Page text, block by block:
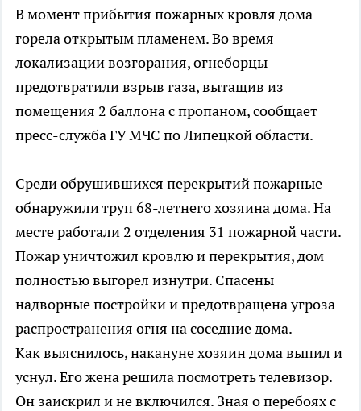
В момент прибытия пожарных кровля дома
горела открытым пламенем. Во время
локализации возгорания, огнеборцы
предотвратили взрыв газа, вытащив из
помещения 2 баллона с пропаном, сообщает
пресс-служба ГУ МЧС по Липецкой области.
Среди обрушившихся перекрытий пожарные
обнаружили труп 68-летнего хозяина дома. На
месте работали 2 отделения 31 пожарной части.
Пожар уничтожил кровлю и перекрытия, дом
полностью выгорел изнутри. Спасены
надворные постройки и предотвращена угроза
распространения огня на соседние дома.
Как выяснилось, накануне хозяин дома выпил и
уснул. Его жена решила посмотреть телевизор.
Он заискрил и не включился. Зная о перебоях с